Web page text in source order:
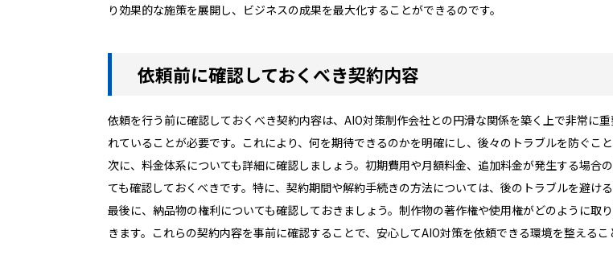
り効果的な施策を展開し、ビジネスの成果を最大化することができるのです。
依頼前に確認しておくべき契約内容
依頼を行う前に確認しておくべき契約内容は、AIO対策制作会社との円滑な関係を築く上で非常に
れていることが必要です。これにより、何を期待できるのかを明確にし、後々のトラブルを防ぐこと
次に、料金体系についても詳細に確認しましょう。初期費用や月額料金、追加料金が発生する場
ても確認しておくべきです。特に、契約期間や解約手続きの方法については、後のトラブルを避け
最後に、納品物の権利についても確認しておきましょう。制作物の著作権や使用権がどのように
きます。これらの契約内容を事前に確認することで、安心してAIO対策を依頼できる環境を整えるこ